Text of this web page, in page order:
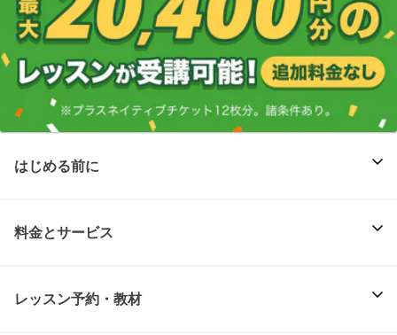
はじめる前に
料金とサービス
レッスン予約・教材